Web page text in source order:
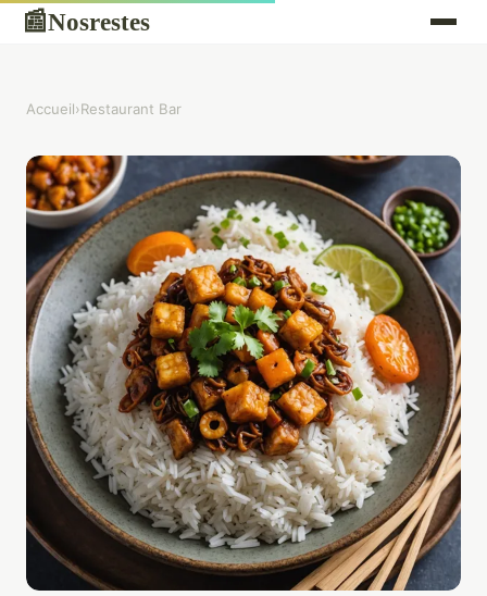
📰Nosrestes
Accueil›Restaurant Bar